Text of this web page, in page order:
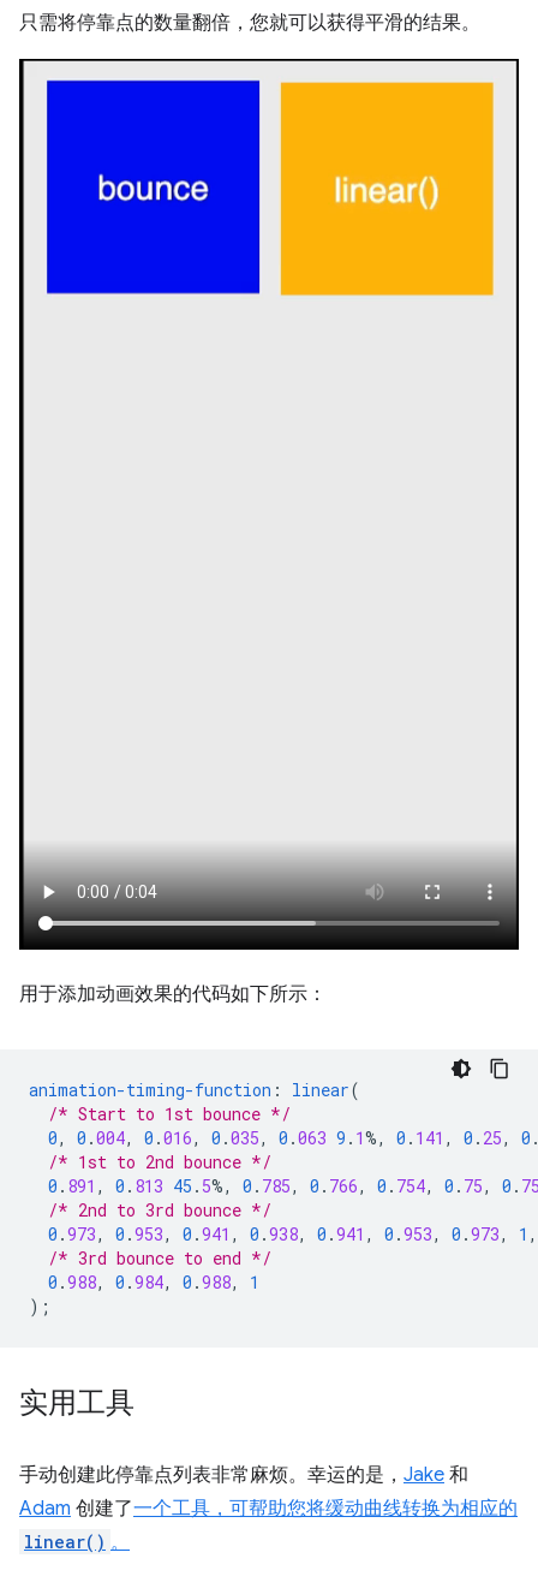
只需将停靠点的数量翻倍，您就可以获得平滑的结果。
用于添加动画效果的代码如下所示：
animation-timing-function : linear(
/* Start to 1st bounce */
0, 0 .004, 0 .016, 0 .035, 0 .063 9 . 1%, 0 . 141 , 0 . 25, 0
/* 1st to 2nd bounce */
0 . 891 , 0 . 813 45 . 5%, 0 . 785, 0 . 766, 0 . 754, 0 . 75, 0 .
/* 2nd to 3rd bounce */
0 .973, 0 .953, 0 .941 , 0 .938, 0 .941 , 0 .953, 0 .973, 1 ,
/* 3rd bounce to end */
0 .988, 0 .984, 0 .988,
1
);
实用工具
手动创建此停靠点列表非常麻烦。幸运的是， Jake 和
Adam 创建了一个工具，可帮助您将缓动曲线转换为相应的
linear() 。